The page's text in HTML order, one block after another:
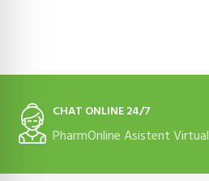
CHAT ONLINE 24/7
PharmOnline Asistent Virtual